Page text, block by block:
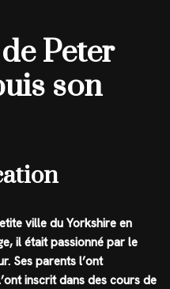
Peter
son
ville du Yorkshire en
il était passionné par le
Ses parents l’ont
inscrit dans des cours de